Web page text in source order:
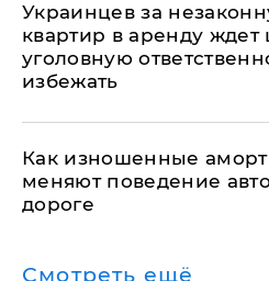
Украинцев за
квартир в аренду
уголовную
избежать
Как изношенные
меняют поведение
дороге
Смотреть ещё